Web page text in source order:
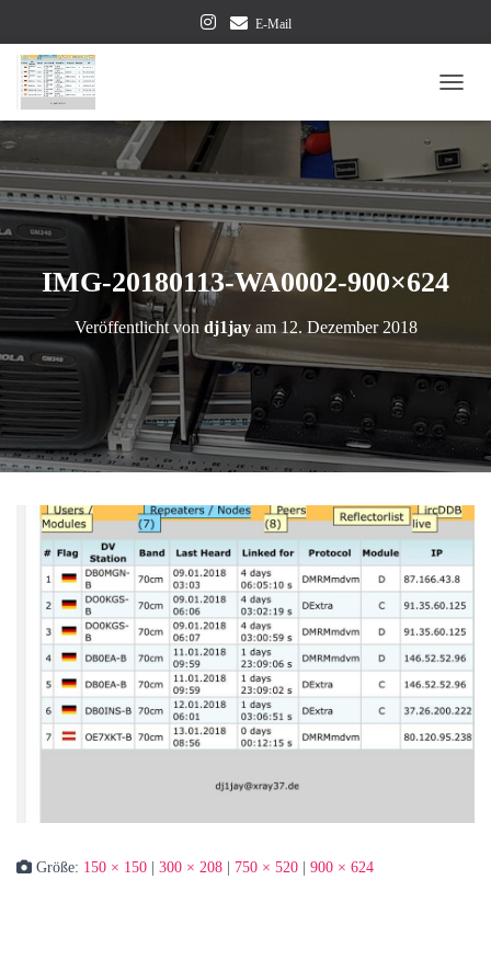
E-Mail
IMG-20180113-WA0002-900×624
Veröffentlicht von dj1jayam 12. Dezember 2018
Größe: 150 × 150 300 × 208 750 × 520 900 × 624